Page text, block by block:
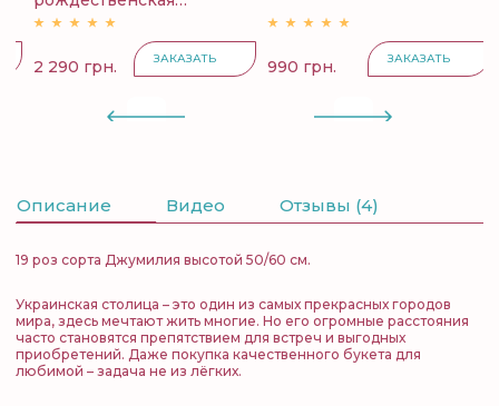
корзина...
2 290 грн. ЗАКАЗАТЬ 990 грн. ЗАКАЗАТЬ
Описание Видео Отзывы (4)
19 роз сорта Джумилия высотой 50/60 см.
Украинская столица – это один из самых прекрасных городов
мира, здесь мечтают жить многие. Но его огромные расстояния
часто становятся препятствием для встреч и выгодных
приобретений. Даже покупка качественного букета для
любимой – задача не из лёгких.